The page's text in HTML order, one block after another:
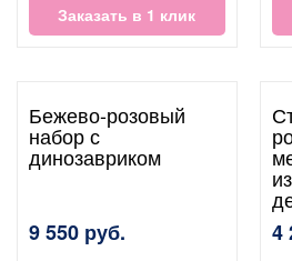
Заказать в 1 клик
Бежево-розовый
набор с
динозавриком
9 550 руб.
4